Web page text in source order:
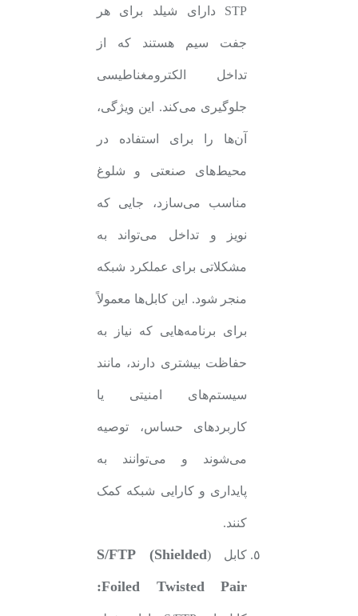
STP دارای شیلد برای هر
جفت سیم هستند که از
تداخل الکترومغناطیسی
جلوگیری می‌کند. این ویژگی،
آن‌ها را برای استفاده در
محیط‌های صنعتی و شلوغ
مناسب می‌سازد، جایی که
نویز و تداخل می‌تواند به
مشکلاتی برای عملکرد شبکه
منجر شود. این کابل‌ها معمولاً
برای برنامه‌هایی که نیاز به
حفاظت بیشتری دارند، مانند
سیستم‌های امنیتی یا
کاربردهای حساس، توصیه
می‌شوند و می‌توانند به
پایداری و کارایی شبکه کمک
کنند.
کابل (S/FTP (Shielded
Foiled Twisted Pair: